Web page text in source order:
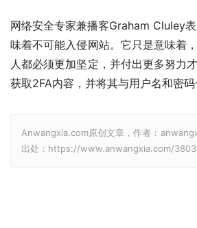
网络安全专家兼播客Graham Cluley
味着不可能入侵网站。它只是意味着
人都必须更加坚定，并付出更多努力
获取2FA内容，并将其与用户名和密码
Anwangxia.com原创文章，作者：
出处：https://www.anwangxia.com/